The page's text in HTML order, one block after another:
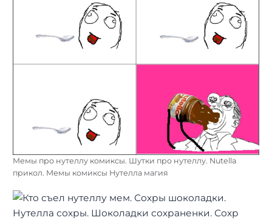
Мемы про нутеллу комиксы. Шутки про нутеллу. Nutella
прикол. Мемы комиксы Нутелла магия